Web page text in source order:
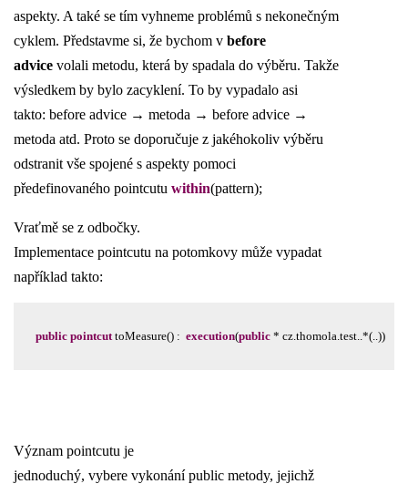
aspekty. A také se tím vyhneme problémů s nekonečným
cyklem. Představme si, že bychom v before
advice volali metodu, která by spadala do výběru. Takže
výsledkem by bylo zacyklení. To by vypadalo asi
takto: before advice → metoda → before advice →
metoda atd. Proto se doporučuje z jakéhokoliv výběru
odstranit vše spojené s aspekty pomoci
předefinovaného pointcutu within(pattern);
Vraťmě se z odbočky.
Implementace pointcutu na potomkovy může vypadat
například takto:
public pointcut toMeasure() : execution(public * cz.thomola.test..*(..))
Význam pointcutu je
jednoduchý, vybere vykonání public metody, jejichž